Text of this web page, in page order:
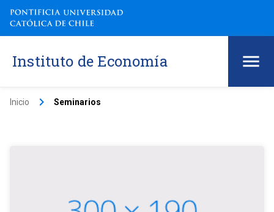
Instituto de Economía
Inicio keyboard_arrow_right Seminarios